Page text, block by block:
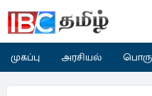
முகப்பு அரசியல்